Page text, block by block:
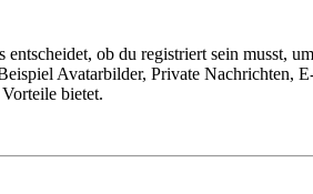
ob du registriert sein musst,
Avatarbilder, Private Nachrichten,
bietet.